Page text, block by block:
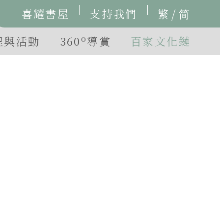
喜耀書屋 支持我們 繁 / 简
與活動 360o導賞 百家文化鏈